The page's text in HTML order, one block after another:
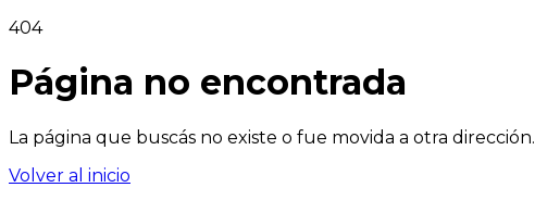
404
Página no encontrada
La página que buscás no existe o fue movida a otra dirección.
Volver al inicio